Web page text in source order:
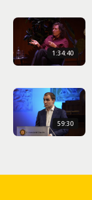
1:34:40
59:30